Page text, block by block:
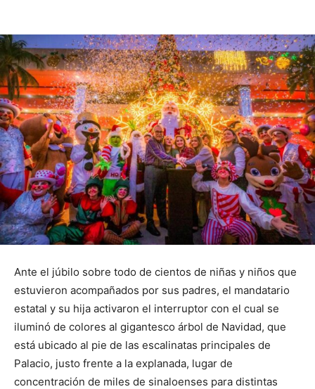
Ante el júbilo sobre todo de cientos de niñas y niños que
estuvieron acompañados por sus padres, el mandatario
estatal y su hija activaron el interruptor con el cual se
iluminó de colores al gigantesco árbol de Navidad, que
está ubicado al pie de las escalinatas principales de
Palacio, justo frente a la explanada, lugar de
concentración de miles de sinaloenses para distintas